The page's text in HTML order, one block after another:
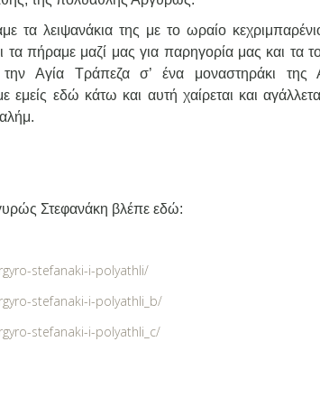
τα λειψανάκια της με το ωραίο
τα πήραμε μαζί μας για παρηγορία μας και τα
Αγία Τράπεζα σ’ ένα μοναστηράκι της
εμείς εδώ κάτω και αυτή χαίρεται και
Στεφανάκη βλέπε εδώ:
stefanaki-i-polyathli/
stefanaki-i-polyathli_b/
stefanaki-i-polyathli_c/